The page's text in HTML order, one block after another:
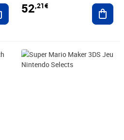
Ajouter au panier
52,21€
Prix 52,75€